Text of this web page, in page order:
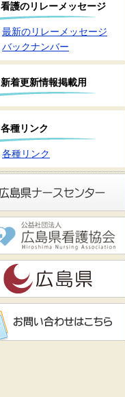
看護のリレーメッセージ
最新のリレーメッセージ
バックナンバー
新着更新情報掲載用
各種リンク
各種リンク